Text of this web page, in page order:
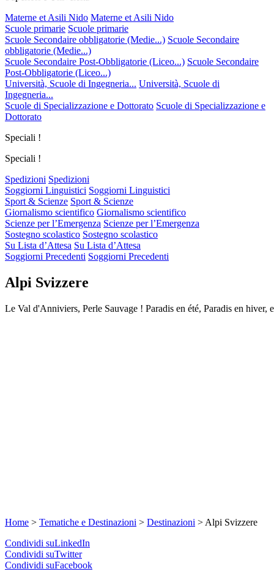
Materne et Asili Nido Materne et Asili Nido
Scuole primarie Scuole primarie
Scuole Secondaire obbligatorie (Medie...) Scuole Secondaire
obbligatorie (Medie...)
Scuole Secondaire Post-Obbligatorie (Liceo...) Scuole Secondaire
Post-Obbligatorie (Liceo...)
Università, Scuole di Ingegneria... Università, Scuole di
Ingegneria...
Scuole di Specializzazione e Dottorato Scuole di Specializzazione e
Dottorato
Speciali !
Speciali !
Spedizioni Spedizioni
Soggiorni Linguistici Soggiorni Linguistici
Sport & Scienze Sport & Scienze
Giornalismo scientifico Giornalismo scientifico
Scienze per l’Emergenza Scienze per l’Emergenza
Sostegno scolastico Sostegno scolastico
Su Lista d’Attesa Su Lista d’Attesa
Soggiorni Precedenti Soggiorni Precedenti
Alpi Svizzere
Le Val d'Anniviers, Perle Sauvage ! Paradis en été, Paradis en hiver,
Home > Tematiche e Destinazioni > Destinazioni > Alpi Svizzere
Condividi suLinkedIn
Condividi suTwitter
Condividi suFacebook